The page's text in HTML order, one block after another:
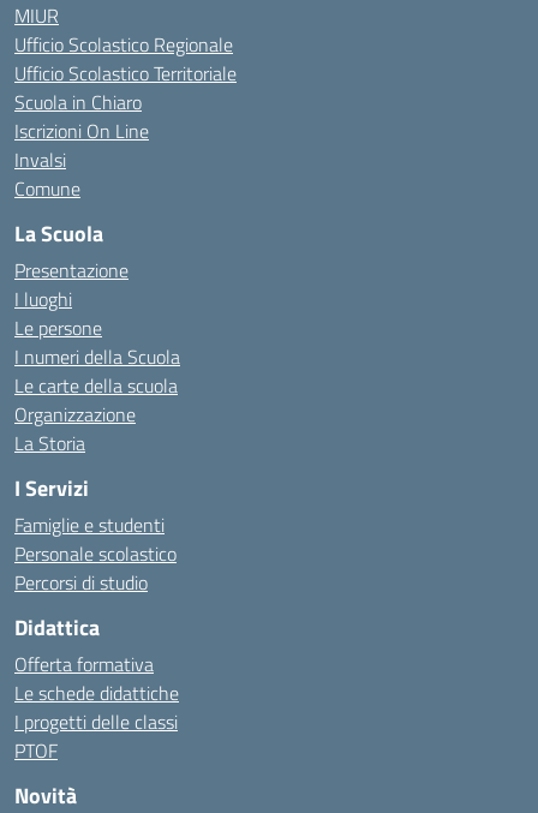
MIUR
Ufficio Scolastico Regionale
Ufficio Scolastico Territoriale
Scuola in Chiaro
Iscrizioni On Line
Invalsi
Comune
La Scuola
Presentazione
I luoghi
Le persone
I numeri della Scuola
Le carte della scuola
Organizzazione
La Storia
I Servizi
Famiglie e studenti
Personale scolastico
Percorsi di studio
Didattica
Offerta formativa
Le schede didattiche
I progetti delle classi
PTOF
Novità